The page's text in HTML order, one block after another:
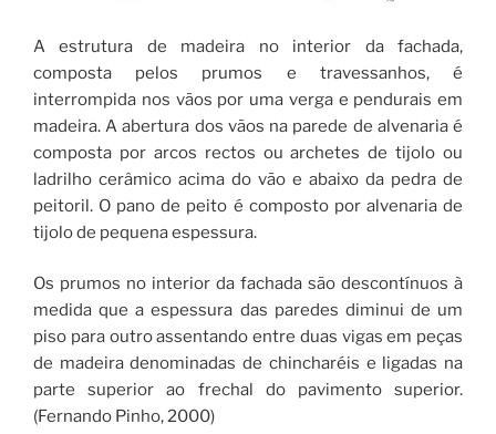
A estrutura de madeira no interior da fachada,
composta pelos prumos e travessanhos, é
interrompida nos vãos por uma verga e pendurais em
madeira. A abertura dos vãos na parede de alvenaria é
composta por arcos rectos ou archetes de tijolo ou
ladrilho cerâmico acima do vão e abaixo da pedra de
peitoril. O pano de peito é composto por alvenaria de
tijolo de pequena espessura.
Os prumos no interior da fachada são descontínuos à
medida que a espessura das paredes diminui de um
piso para outro assentando entre duas vigas em peças
de madeira denominadas de chincharéis e ligadas na
parte superior ao frechal do pavimento superior.
(Fernando Pinho, 2000)